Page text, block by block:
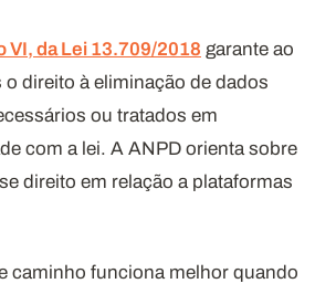
VI, da Lei 13.709/2018 garante ao
direito à eliminação de dados
ou tratados em
com a lei. A ANPD orienta sobre
direito em relação a plataformas
caminho funciona melhor quando